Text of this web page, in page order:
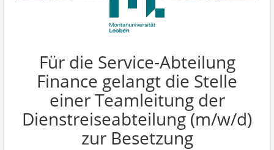
Für die Service-Abteilung
Finance gelangt die Stelle
einer Teamleitung der
Dienstreiseabteilung (m/w/d)
zur Besetzung